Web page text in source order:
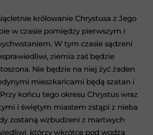
królowanie Chrystusa z Jego
w czasie pomiędzy pierwszym i
W tym czasie sądzeni
ziemia zaś będzie
Nie będzie na niej żyć żaden
mieszkańcami będą szatan i
końcu tego okresu Chrystus wraz
i świętym miastem zstąpi z nieba
zostaną wzbudzeni z martwych
którzy wkrótce pod wodzą
królowanie Chrystusa z Jego
w czasie pomiędzy pierwszym i
W tym czasie sądzeni
ziemia zaś będzie
Nie będzie na niej żyć żaden
mieszkańcami będą szatan i
końcu tego okresu Chrystus wraz
i świętym miastem zstąpi z nieba
zostaną wzbudzeni z martwych
którzy wkrótce pod wodzą